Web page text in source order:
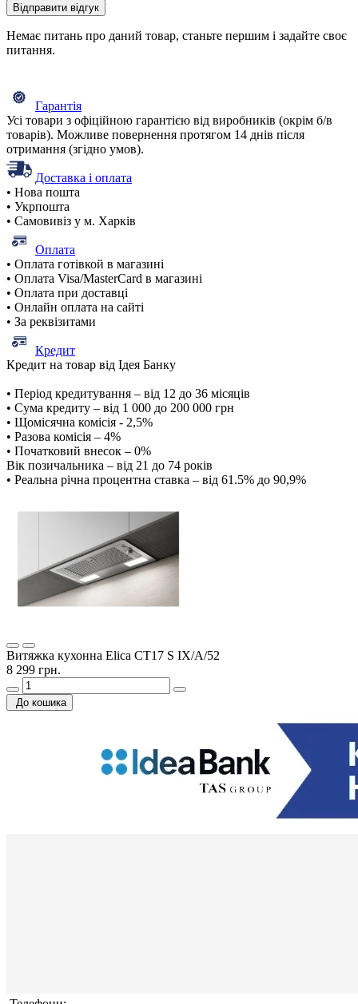
Відправити відгук
Немає питань про даний товар, станьте першим і задайте своє
питання.
Гарантія
Усі товари з офіційною гарантією від виробників (окрім б/в
товарів). Можливе повернення протягом 14 днів після
отримання (згідно умов).
Доставка і оплата
• Нова пошта
• Укрпошта
• Самовивіз у м. Харків
Оплата
• Оплата готівкой в магазині
• Оплата Visa/MasterCard в магазині
• Оплата при доставці
• Онлайн оплата на сайті
• За реквізитами
Кредит
Кредит на товар від Ідея Банку
• Період кредитування – від 12 до 36 місяців
• Сума кредиту – від 1 000 до 200 000 грн
• Щомісячна комісія - 2,5%
• Разова комісія – 4%
• Початковий внесок – 0%
Вік позичальника – від 21 до 74 років
• Реальна річна процентна ставка – від 61.5% до 90,9%
Витяжка кухонна Elica CT17 S IX/A/52
8 299 грн.
До кошика